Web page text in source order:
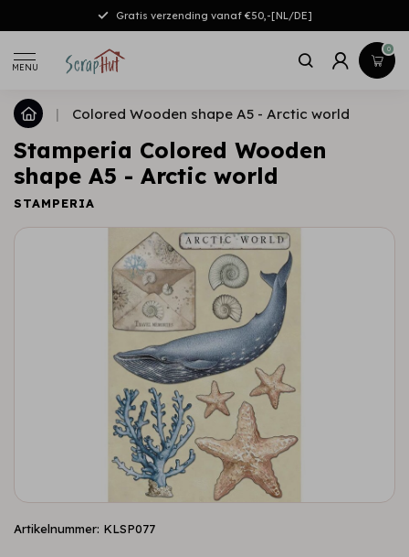
Gratis verzending vanaf €50,-[NL/DE]
MENU
0
| Colored Wooden shape A5 - Arctic world
Stamperia Colored Wooden
shape A5 - Arctic world
STAMPERIA
Artikelnummer: KLSP077